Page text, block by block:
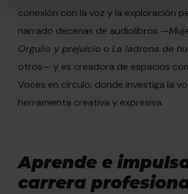
Para obtener más información sobre
cookies dirígete a nuestraPolítica de
conexión con la voz y la exploración
narrado decenas de audiolibros —
Orgullo y prejuicio o La ladrona de
otros— y es creadora de espacios
Voces en círculo, donde investiga la
herramienta creativa y expresiva.
Aprende e
carrera